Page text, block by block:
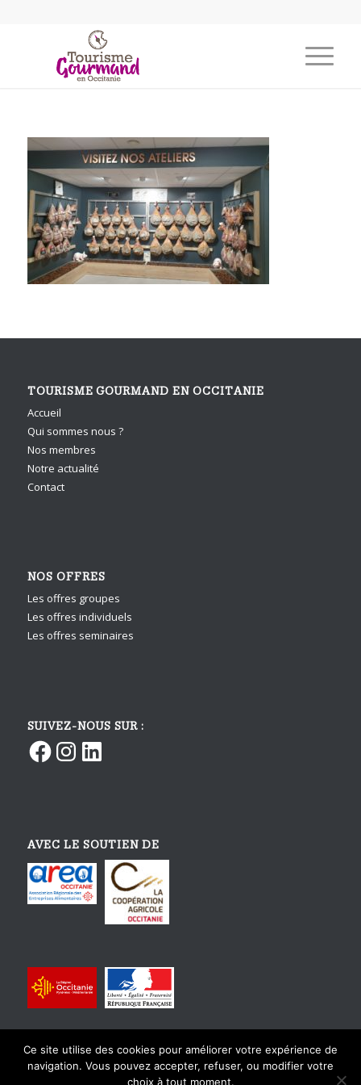
TOURISME GOURMAND EN OCCITANIE
Accueil
Qui sommes nous ?
Nos membres
Notre actualité
Contact
NOS OFFRES
Les offres groupes
Les offres individuels
Les offres seminaires
SUIVEZ-NOUS SUR :
FacebookInstagram
LinkedIn
AVEC LE SOUTIEN DE
Ce site utilise des cookies pour améliorer votre expérience de
navigation. Vous pouvez accepter, refuser, ou modifier votre
choix à tout moment.